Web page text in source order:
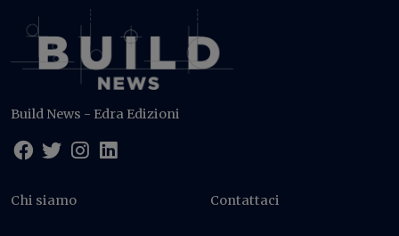
Build News - Edra Edizioni
Chi siamo Contattaci